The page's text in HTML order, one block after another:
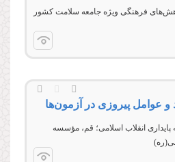
فرهنگی ویژه جامعه سلامت کشور
عوامل پیروزی در آزمون‌ها
انقلاب اسلامی؛ قم، مؤسسه